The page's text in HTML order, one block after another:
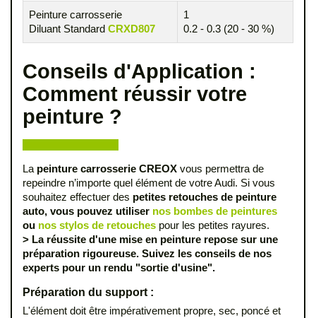
Peinture carrosserie
Diluant Standard CRXD807
1
0.2 - 0.3 (20 - 30 %)
Conseils d'Application :
Comment réussir votre
peinture ?
La peinture carrosserie CREOX vous permettra de
repeindre n’importe quel élément de votre Audi. Si vous
souhaitez effectuer des petites retouches de peinture
auto, vous pouvez utiliser nos bombes de peintures
ou nos stylos de retouches pour les petites rayures.
> La réussite d'une mise en peinture repose sur une
préparation rigoureuse. Suivez les conseils de nos
experts pour un rendu "sortie d'usine".
Préparation du support :
L'élément doit être impérativement propre, sec, poncé et